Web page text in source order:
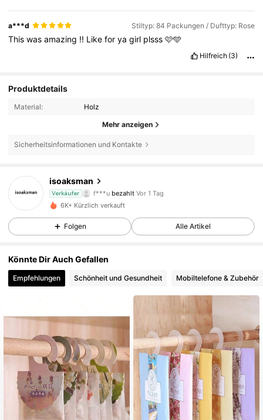
a***d Stiltyp: 84 Packungen / Dufttyp: Rose
Thiswasamazing !! Likeforyagirl plsss🩷🩵
Hilfreich (3)
Produktdetails
Material: Holz
Mehr anzeigen
Sicherheitsinformationen und Kontakte
isoaksman
Verkäufer
4,44
f***u bezahlt Vor 1 Tag
o***0istVor 1 Tag
40 Follower
6K+ Kürzlich verkauft
Folgen Alle Artikel
Könnte Dir Auch Gefallen
Empfehlungen Schönheit und Gesundheit Mobiltelefone & Zubehör